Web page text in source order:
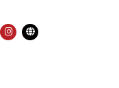
INSTAGRAM
Übersetzung